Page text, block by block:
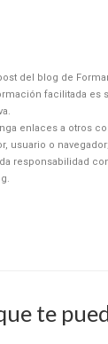
del blog de
facilitada es
enlaces a otros
usuario o
responsabilidad
te